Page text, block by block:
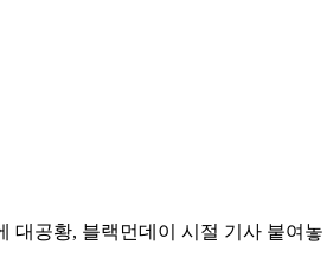
대공황, 블랙먼데이 시절 기사 붙여놓